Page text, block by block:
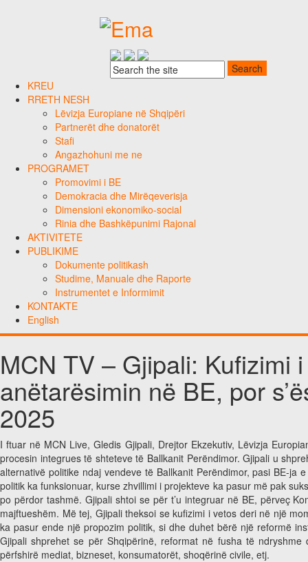
KREU
RRETH NESH
Lëvizja Europiane në Shqipëri
Partnerët dhe donatorët
Stafi
Angazhohuni me ne
PROGRAMET
Promovimi i BE
Demokracia dhe Mirëqeverisja
Dimensioni ekonomiko-social
Rinia dhe Bashkëpunimi Rajonal
AKTIVITETE
PUBLIKIME
Dokumente politikash
Studime, Manuale dhe Raporte
Instrumentet e Informimit
KONTAKTE
English
MCN TV – Gjipali: Kufizimi
anëtarësimin në BE, por
2025
I ftuar në MCN Live, Gledis Gjipali, Drejtor Ekzekutiv, Lëvizja
procesin integrues të shteteve të Ballkanit Perëndimor. Gjipali u
alternativë politike ndaj vendeve të Ballkanit Perëndimor, pasi BE-
politik ka funksionuar, kurse zhvillimi i projekteve ka pasur më pak
po përdor tashmë. Gjipali shtoi se për t’u integruar në BE, përveç
majftueshëm. Më tej, Gjipali theksoi se kufizimi i vetos deri në një
ka pasur ende një propozim politik, si dhe duhet bërë një reformë
Gjipali shprehet se për Shqipërinë, reformat në fusha të
përfshirë mediat, bizneset, konsumatorët, shoqërinë civile, etj.